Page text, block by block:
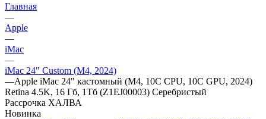
Главная
—
Apple
—
iMac
—
iMac 24" Custom (M4, 2024)
—Apple iMac 24" кастомный (M4, 10C CPU, 10C GPU, 2024)
Retina 4.5K, 16 Гб, 1Тб (Z1EJ00003) Серебристый
Рассрочка ХАЛВА
Новинка